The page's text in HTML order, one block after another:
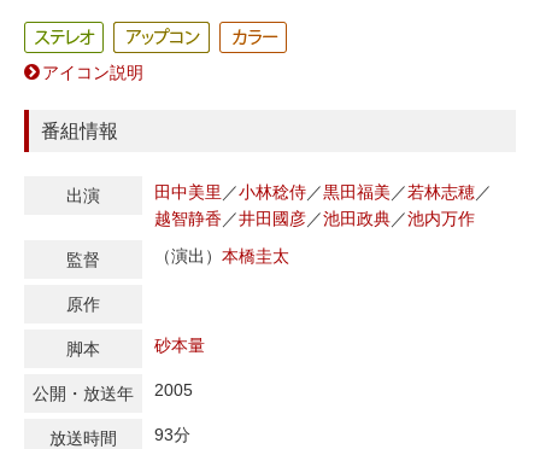
アイコン説明
番組情報
出演 田中美里 ／小林稔侍／黒田福美 ／若林志穂／
越智静香／井田國彦／池田政典／池内万作
監督 （演出） 本橋圭太
原作
脚本 砂本量
公開・放送年 2005
放送時間 93分